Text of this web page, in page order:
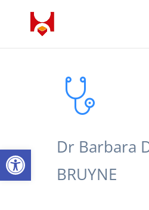
Ouvrir la barre d’outilsDr Barbara
BRUYNE